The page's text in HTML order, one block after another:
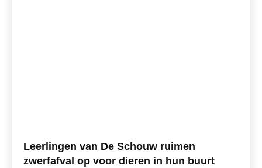
Leerlingen van De Schouw ruimen
zwerfafval op voor dieren in hun buurt